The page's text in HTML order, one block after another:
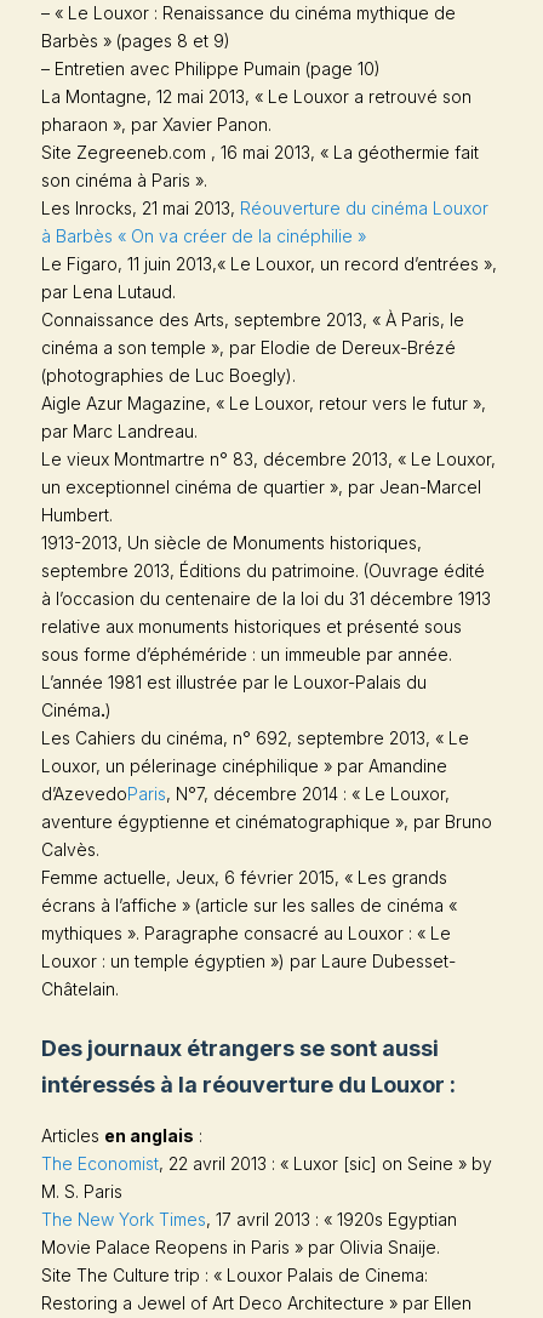
– « Le Louxor : Renaissance du cinéma mythique de
Barbès » (pages 8 et 9)
– Entretien avec Philippe Pumain (page 10)
La Montagne, 12 mai 2013, « Le Louxor a retrouvé son
pharaon », par Xavier Panon.
Site Zegreeneb.com , 16 mai 2013, « La géothermie fait
son cinéma à Paris ».
Les Inrocks, 21 mai 2013, Réouverture du cinéma Louxor
à Barbès « On va créer de la cinéphilie »
Le Figaro, 11 juin 2013,« Le Louxor, un record d’entrées »,
par Lena Lutaud.
Connaissance des Arts, septembre 2013, « À Paris, le
cinéma a son temple », par Elodie de Dereux-Brézé
(photographies de Luc Boegly).
Aigle Azur Magazine, « Le Louxor, retour vers le futur »,
par Marc Landreau.
Le vieux Montmartre n° 83, décembre 2013, « Le Louxor,
un exceptionnel cinéma de quartier », par Jean-Marcel
Humbert.
1913-2013, Un siècle de Monuments historiques,
septembre 2013, Éditions du patrimoine. (Ouvrage édité
à l’occasion du centenaire de la loi du 31 décembre 1913
relative aux monuments historiques et présenté sous
sous forme d’éphéméride : un immeuble par année.
L’année 1981 est illustrée par le Louxor-Palais du
Cinéma.)
Les Cahiers du cinéma, n° 692, septembre 2013, « Le
Louxor, un pélerinage cinéphilique » par Amandine
d’AzevedoParis, N°7, décembre 2014 : « Le Louxor,
aventure égyptienne et cinématographique », par Bruno
Calvès.
Femme actuelle, Jeux, 6 février 2015, « Les grands
écrans à l’affiche » (article sur les salles de cinéma «
mythiques ». Paragraphe consacré au Louxor : « Le
Louxor : un temple égyptien ») par Laure Dubesset-
Châtelain.
Des journaux étrangers se sont aussi
intéressés à la réouverture du Louxor :
Articles en anglais :
The Economist, 22 avril 2013 : « Luxor [sic] on Seine » by
M. S. Paris
The New York Times, 17 avril 2013 : « 1920s Egyptian
Movie Palace Reopens in Paris » par Olivia Snaije.
SiteThe Culture trip :« Louxor Palais de Cinema:
Restoring a Jewel of Art Deco Architecture » par Ellen